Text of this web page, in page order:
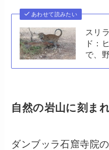
あわせて読みたい
スリ
ド：
で、
自然の岩山に刻ま
ダンブッラ石窟寺院